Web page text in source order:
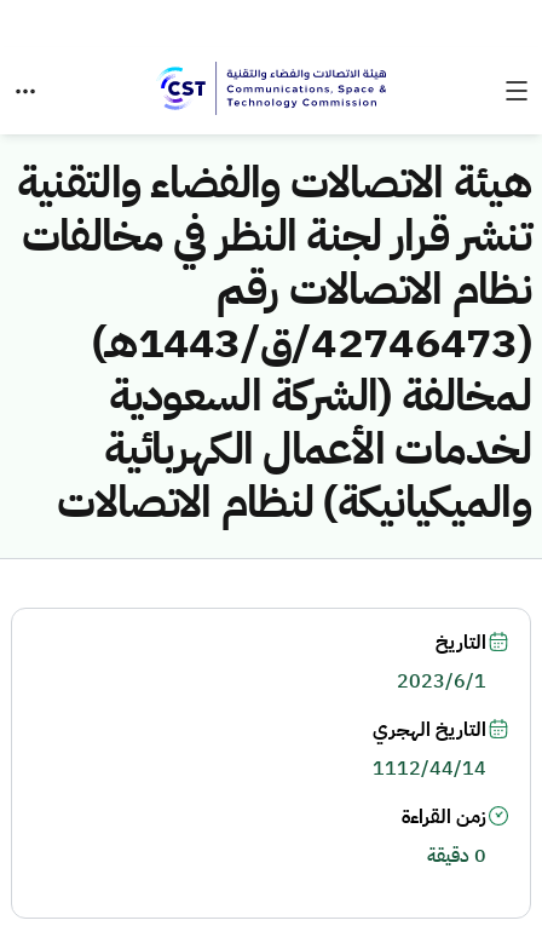
هيئة الاتصالات والفضاء والتقنية
تنشر قرار لجنة النظر في مخالفات
نظام الاتصالات رقم
(42746473/ق/1443هـ)
لمخالفة (الشركة السعودية
لخدمات الأعمال الكهربائية
والميكيانيكة) لنظام الاتصالات
التاريخ
2023/6/1
التاريخ الهجري
1112/44/14
زمن القراءة
0 دقيقة